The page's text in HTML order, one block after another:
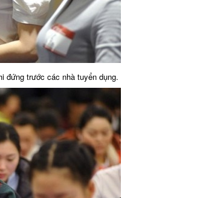
trước các nhà tuyển dụng.